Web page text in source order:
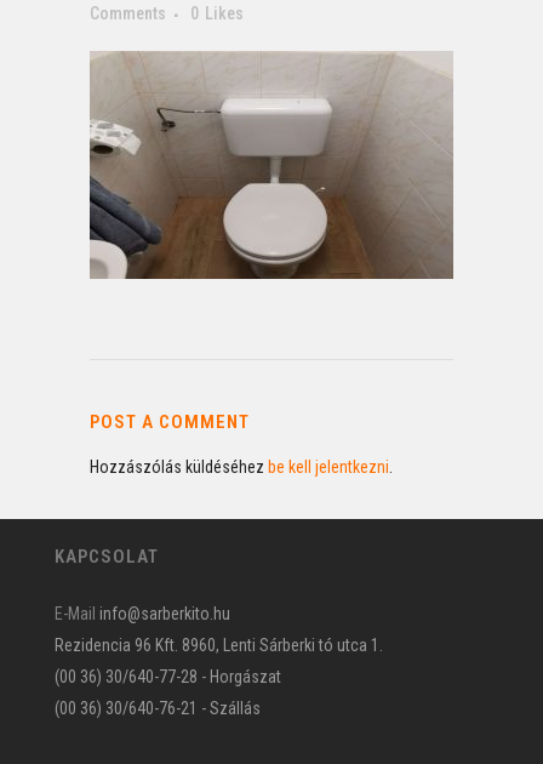
Comments
0 Likes
POST A COMMENT
Hozzászólás küldéséhez be kell jelentkezni
KAPCSOLAT
E-Mail info@sarberkito.hu
Rezidencia 96 Kft. 8960, Lenti Sárberki tó utca 1.
(00 36) 30/640-77-28 - Horgászat
(00 36) 30/640-76-21 - Szállás